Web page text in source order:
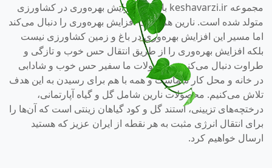
مجموعه keshavarzi.ir با هدف افزایش بهره‌وری در کشاورزی
متولد شده است. نارین هم هدف افزایش بهره‌وری را دنبال می‌کند
اما مسیر این افزایش بهره‌وری در باغ و زمین کشاورزی نیست
بلکه افزایش بهره‌وری را از طریق انتقال حس خوب و تازگی و
طراوت دنبال می‌کنیم. محصولات ما سفیر حس خوب و شادابی
در خانه و محل کار شماست و همه با هم برای رسیدن به این هدف
تلاش می‌کنیم. محصولات نارین شامل گل و گیاه آپارتمانی،
درختچه‌های تزیینی، استند گل و کود گیاهان زینتی است که آن‌ها را
برای انتقال انرژی مثبت به هر نقطه از ایران عزیز که هستید
ارسال خواهیم کرد.